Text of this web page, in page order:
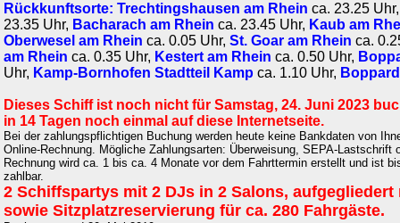
Rückkunftsorte: Trechtingshausen am Rhein ca. 23.25
23.35 Uhr, Bacharach am Rhein ca. 23.45 Uhr, Kaub am
Oberwesel am Rhein ca. 0.05 Uhr, St. Goar am Rhein ca.
am Rhein ca. 0.35 Uhr, Kestert am Rhein ca. 0.50 Uhr,
Uhr, Kamp-Bornhofen Stadtteil Kamp ca. 1.10 Uhr,
Dieses Schiff ist noch nicht für Samstag, 24. Juni 2023
in 14 Tagen noch einmal auf diese Internetseite.
Bei der zahlungspflichtigen Buchung werden heute keine Bankdaten von
Online-Rechnung. Mögliche Zahlungsarten: Überweisung, SEPA-Lastschrift
Rechnung wird ca. 1 bis ca. 4 Monate vor dem Fahrttermin erstellt und ist
zahlbar.
2 Schiffspartys mit 2 DJs in 2 Salons,
sowie Sitzplatzreservierung für ca. 280 Fahrgäste.